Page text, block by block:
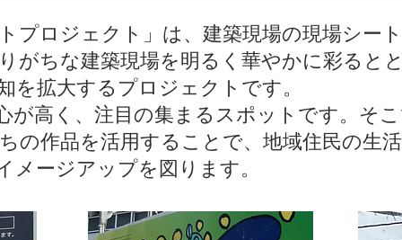
プロジェクト」は、建築現場の現場シー
がちな建築現場を明るく華やかに彩ると
を拡大するプロジェクトです。
が高く、注目の集まるスポットです。そ
の作品を活用することで、地域住民の生
メージアップを図ります。